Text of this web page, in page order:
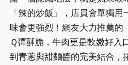
「辣的炒飯」，店員會單獨
味會更強烈！網友大力推薦的
Ｑ彈酥脆，牛肉更是軟嫩好入
到青蔥與甜麵醬的完美結合，